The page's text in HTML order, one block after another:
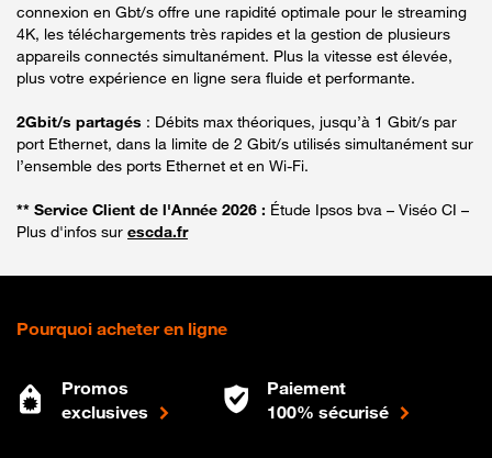
connexion en Gbt/s offre une rapidité optimale pour le streaming
4K, les téléchargements très rapides et la gestion de plusieurs
appareils connectés simultanément. Plus la vitesse est élevée,
plus votre expérience en ligne sera fluide et performante.
2Gbit/s partagés : Débits max théoriques, jusqu’à 1 Gbit/s par
port Ethernet, dans la limite de 2 Gbit/s utilisés simultanément sur
l’ensemble des ports Ethernet et en Wi-Fi.
** Service Client de l'Année 2026 : Étude Ipsos bva – Viséo CI –
Plus d'infos sur escda.fr
Pourquoi acheter en ligne
Promos
exclusives
Paiement
100% sécurisé